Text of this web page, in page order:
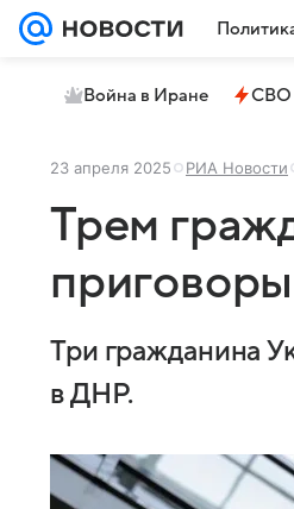
Война в Иране СВО
23 апреля 2025 РИА Новости
Трем
Три гражданина
в ДНР.